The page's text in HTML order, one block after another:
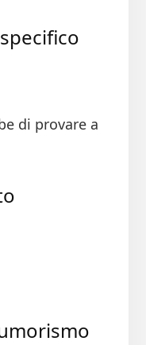
di provare a